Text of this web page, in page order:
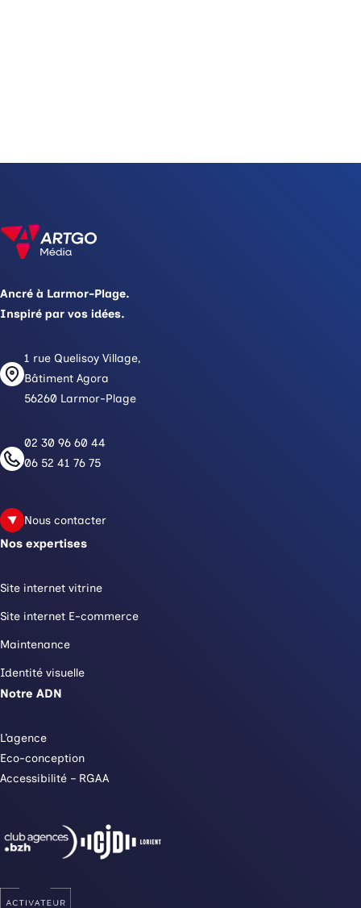
Ancré à Larmor-Plage.
Inspiré par vos idées.
1 rue Quelisoy Village,
Bâtiment Agora
56260 Larmor-Plage
02 30 96 60 44
06 52 41 76 75
Nous contacter
Nos expertises
Site internet vitrine
Site internet E-commerce
Maintenance
Identité visuelle
Notre ADN
L’agence
Eco-conception
Accessibilité – RGAA